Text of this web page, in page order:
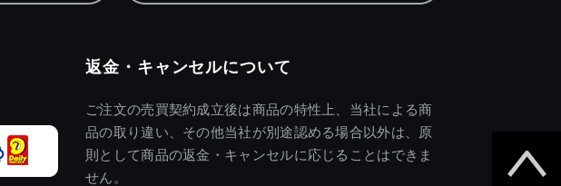
返金・キャンセルについて
ご注文の売買契約成立後は商品の特性上、当社による商
品の取り違い、その他当社が別途認める場合以外は、原
則として商品の返金・キャンセルに応じることはできま
せん。